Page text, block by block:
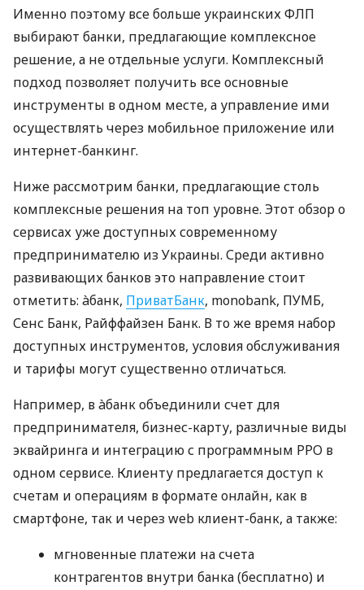
Именно поэтому все больше украинских ФЛП
выбирают банки, предлагающие комплексное
решение, а не отдельные услуги. Комплексный
подход позволяет получить все основные
инструменты в одном месте, а управление ими
осуществлять через мобильное приложение или
интернет-банкинг.
Ниже рассмотрим банки, предлагающие столь
комплексные решения на топ уровне. Этот обзор о
сервисах уже доступных современному
предпринимателю из Украины. Среди активно
развивающих банков это направление стоит
отметить: àбанк, ПриватБанк, monobank, ПУМБ,
Сенс Банк, Райффайзен Банк. В то же время набор
доступных инструментов, условия обслуживания
и тарифы могут существенно отличаться.
Например, в àбанк объединили счет для
предпринимателя, бизнес-карту, различные виды
эквайринга и интеграцию с программным РРО в
одном сервисе. Клиенту предлагается доступ к
счетам и операциям в формате онлайн, как в
смартфоне, так и через web клиент-банк, а также:
мгновенные платежи на счета
контрагентов внутри банка (бесплатно) и